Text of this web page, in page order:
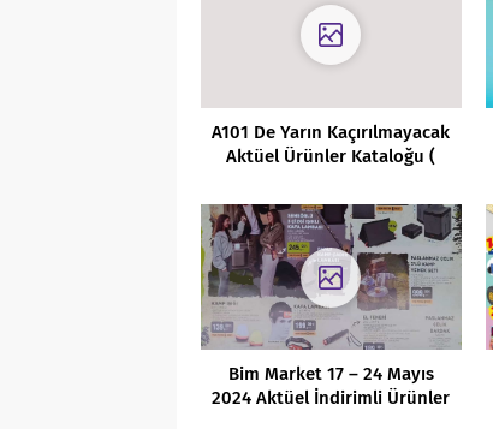
A101 De Yarın Kaçırılmayacak
Aktüel Ürünler Kataloğu (
Bim Market 17 – 24 Mayıs
2024 Aktüel İndirimli Ürünler